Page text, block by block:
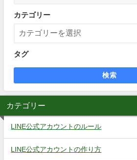
カテゴリー
タグ
検索
カテゴリー
LINE公式アカウントのルール
LINE公式アカウントの作り方